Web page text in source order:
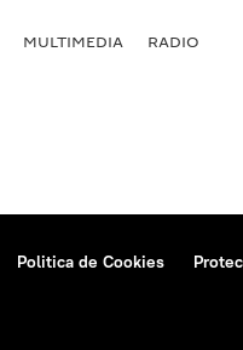
MULTIMEDIA RADIO
Politica de Cookies